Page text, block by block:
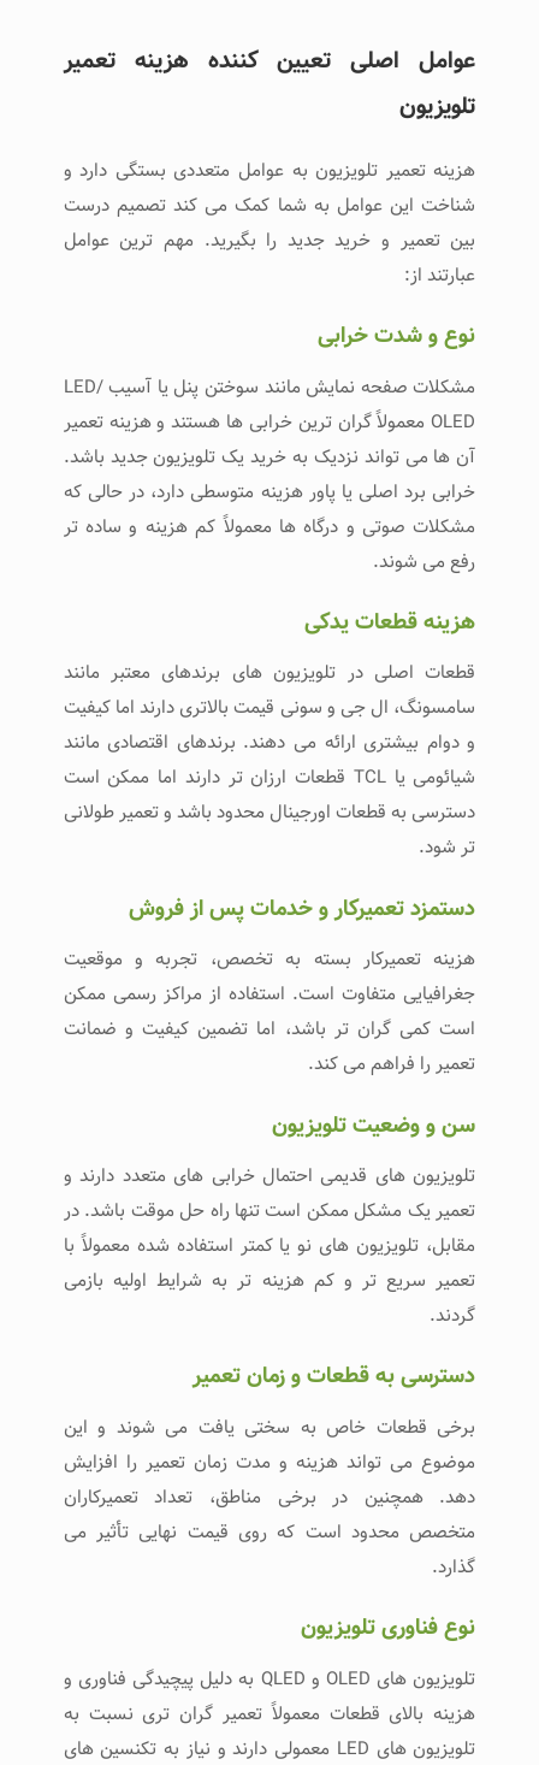
عوامل اصلی تعیین‌ کننده هزینه تعمیر
تلویزیون
هزینه تعمیر تلویزیون به عوامل متعددی بستگی دارد و
شناخت این عوامل به شما کمک می‌ کند تصمیم درست
بین تعمیر و خرید جدید را بگیرید. مهم‌ ترین عوامل
عبارتند از:
نوع و شدت خرابی
مشکلات صفحه نمایش مانند سوختن پنل یا آسیب LED/
OLED معمولاً گران‌ ترین خرابی‌ ها هستند و هزینه تعمیر
آن‌ ها می‌ تواند نزدیک به خرید یک تلویزیون جدید باشد.
خرابی برد اصلی یا پاور هزینه متوسطی دارد، در حالی که
مشکلات صوتی و درگاه‌ ها معمولاً کم‌ هزینه و ساده‌ تر
رفع می‌ شوند.
هزینه قطعات یدکی
قطعات اصلی در تلویزیون‌ های برندهای معتبر مانند
سامسونگ، ال‌ جی و سونی قیمت بالاتری دارند اما کیفیت
و دوام بیشتری ارائه می‌ دهند. برندهای اقتصادی مانند
شیائومی یا TCL قطعات ارزان‌ تر دارند اما ممکن است
دسترسی به قطعات اورجینال محدود باشد و تعمیر طولانی‌
تر شود.
دستمزد تعمیرکار و خدمات پس از فروش
هزینه تعمیرکار بسته به تخصص، تجربه و موقعیت
جغرافیایی متفاوت است. استفاده از مراکز رسمی ممکن
است کمی گران‌ تر باشد، اما تضمین کیفیت و ضمانت
تعمیر را فراهم می‌ کند.
سن و وضعیت تلویزیون
تلویزیون‌ های قدیمی احتمال خرابی‌ های متعدد دارند و
تعمیر یک مشکل ممکن است تنها راه‌ حل موقت باشد. در
مقابل، تلویزیون‌ های نو یا کمتر استفاده‌ شده معمولاً با
تعمیر سریع‌ تر و کم‌ هزینه‌ تر به شرایط اولیه بازمی‌
گردند.
دسترسی به قطعات و زمان تعمیر
برخی قطعات خاص به سختی یافت می‌ شوند و این
موضوع می‌ تواند هزینه و مدت زمان تعمیر را افزایش
دهد. همچنین در برخی مناطق، تعداد تعمیرکاران
متخصص محدود است که روی قیمت نهایی تأثیر می‌
گذارد.
نوع فناوری تلویزیون
تلویزیون‌ های OLED و QLED به دلیل پیچیدگی فناوری و
هزینه بالای قطعات معمولاً تعمیر گران‌ تری نسبت به
تلویزیون ‌های LED معمولی دارند و نیاز به تکنسین‌ های